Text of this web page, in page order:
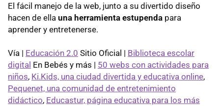
El fácil manejo de la web, junto a su divertido diseño
hacen de ella una herramienta estupenda para
aprender y entretenerse.
Vía | Educación 2.0 Sitio Oficial | Biblioteca escolar
digital En Bebés y más | 50 webs con actividades para
niños, Ki.Kids, una ciudad divertida y educativa online,
Pequenet, una comunidad de entretenimiento
didáctico, Educastur, página educativa para los más